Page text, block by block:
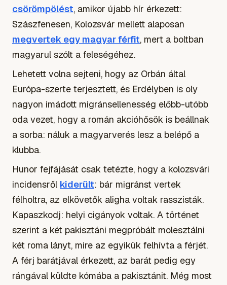
csörömpölést, amikor újabb hír érkezett:
Szászfenesen, Kolozsvár mellett alaposan
megvertek egy magyar férfit, mert a boltban
magyarul szólt a feleségéhez.
Lehetett volna sejteni, hogy az Orbán által
Európa-szerte terjesztett, és Erdélyben is oly
nagyon imádott migránsellenesség előbb-utóbb
oda vezet, hogy a román akcióhősök is beállnak
a sorba: náluk a magyarverés lesz a belépő a
klubba.
Hunor fejfájását csak tetézte, hogy a kolozsvári
incidensről kiderült: bár migránst vertek
félholtra, az elkövetők aligha voltak rasszisták.
Kapaszkodj: helyi cigányok voltak. A történet
szerint a két pakisztáni megpróbált molesztálni
két roma lányt, mire az egyikük felhívta a férjét.
A férj barátjával érkezett, az barát pedig egy
rángával küldte kómába a pakisztánit. Még most